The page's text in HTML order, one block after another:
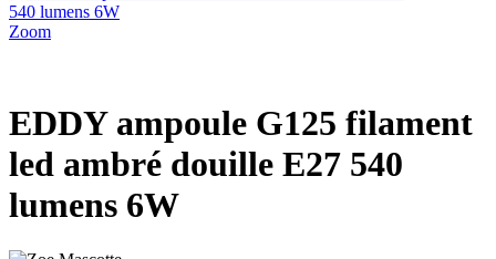
Zoom
EDDY ampoule G125 filament
led ambré douille E27 540
lumens 6W